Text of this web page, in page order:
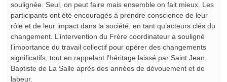
soulignée. Seul, on peut faire mais ensemble on fait mieux. Les
participants ont été encouragés à prendre conscience de leur
rôle et de leur impact dans la société, en tant qu’acteurs clés du
changement. L’intervention du Frère coordinateur a souligné
l’importance du travail collectif pour opérer des changements
significatifs, tout en rappelant l’héritage laissé par Saint Jean
Baptiste de La Salle après des années de dévouement et de
labeur.